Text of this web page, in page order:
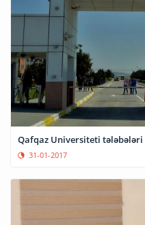
Qafqaz Universiteti
31-01-2017